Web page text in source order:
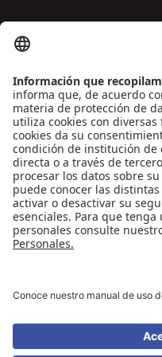
Contáctenos
Biblioguías
Preguntas frecuentes
Capacitación
Directrices
Entretenimiento
Compra de libros y